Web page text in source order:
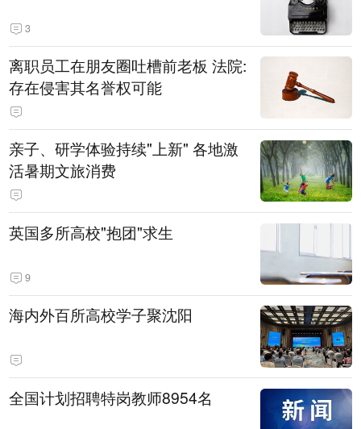
3
离职员工在朋友圈吐槽前老板 法院:
存在侵害其名誉权可能
亲子、研学体验持续"上新" 各地激
活暑期文旅消费
英国多所高校"抱团"求生
9
海内外百所高校学子聚沈阳
全国计划招聘特岗教师8954名